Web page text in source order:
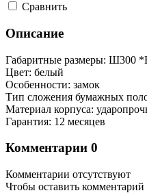
Cравнить
Описание
Габаритные размеры: Ш300
Цвет: белый
Особенности: замок
Тип сложения бумажных
Материал корпуса:
Гарантия: 12 месяцев
Комментарии 0
Комментарии отсутствуют
Чтобы оставить комментарий